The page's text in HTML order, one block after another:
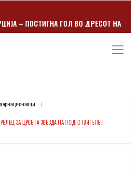
– ПОСТИГНА ГОЛ ВО ДРЕСОТ НА
ЗА ЦРВЕНА ЗВЕЗДА НА ПОДГОТВИТЕЛЕН